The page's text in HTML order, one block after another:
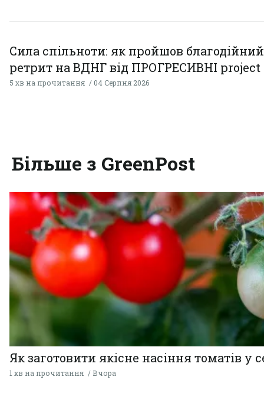
Сила спільноти: як пройшов благодійний
ретрит на ВДНГ від ПРОГРЕСИВНІ project
5 хв на прочитання 04 Серпня 2026
Більше з GreenPost
Як заготовити якісне насіння томатів у
1 хв на прочитання Вчора